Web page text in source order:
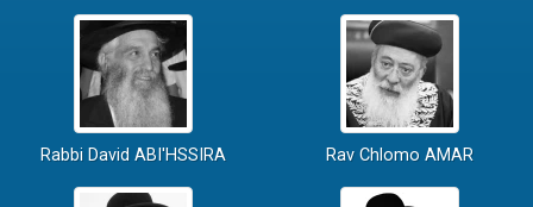
Rabbi David ABI'HSSIRA Rav Chlomo AMAR